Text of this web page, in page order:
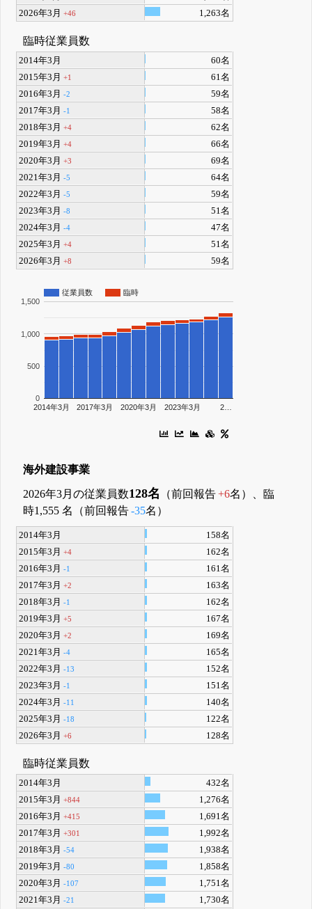
2026年3月+46 1,263名
臨時従業員数
2014年3月
60名
2015年3月+1
61名
2016年3月-2
59名
2017年3月-1
58名
2018年3月+4
62名
2019年3月+4
66名
2020年3月+3
69名
2021年3月-5
64名
2022年3月-5
59名
2023年3月-8
51名
2024年3月-4
47名
2025年3月+4
51名
2026年3月+8 59名
従業員数 臨時
2014年3月 2017年3月 2020年3月 2023年3月 2…
0
500
1,000
1,500
海外建設事業
2026年3月の従業員数128名 （前回報告+6名）、臨
時1,555 名（前回報告-35名）
2014年3月
158名
2015年3月+4
162名
2016年3月-1
161名
2017年3月+2
163名
2018年3月-1
162名
2019年3月+5
167名
2020年3月+2
169名
2021年3月-4
165名
2022年3月-13
152名
2023年3月-1
151名
2024年3月-11
140名
2025年3月-18
122名
2026年3月+6 128名
臨時従業員数
2014年3月
432名
2015年3月+844
1,276名
2016年3月+415
1,691名
2017年3月+301
1,992名
2018年3月-54
1,938名
2019年3月-80
1,858名
2020年3月-107
1,751名
2021年3月-21
1,730名